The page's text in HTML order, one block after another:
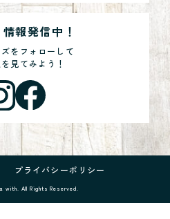
報発信中！
をフォローして
見てみよう！
プライバシーポリシー
with. All Rights Reserved.